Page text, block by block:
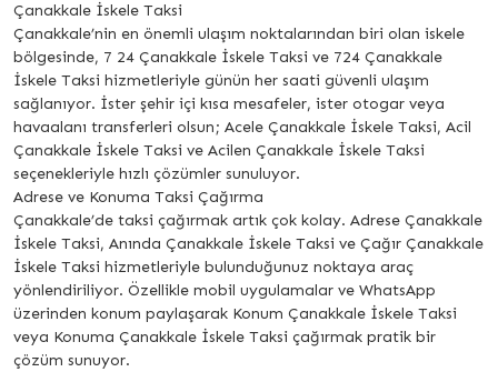
Çanakkale İskele Taksi
Çanakkale’nin en önemli ulaşım noktalarından biri olan iskele
bölgesinde, 7 24 Çanakkale İskele Taksi ve 724 Çanakkale
İskele Taksi hizmetleriyle günün her saati güvenli ulaşım
sağlanıyor. İster şehir içi kısa mesafeler, ister otogar veya
havaalanı transferleri olsun; Acele Çanakkale İskele Taksi, Acil
Çanakkale İskele Taksi ve Acilen Çanakkale İskele Taksi
seçenekleriyle hızlı çözümler sunuluyor.
Adrese ve Konuma Taksi Çağırma
Çanakkale’de taksi çağırmak artık çok kolay. Adrese Çanakkale
İskele Taksi, Anında Çanakkale İskele Taksi ve Çağır Çanakkale
İskele Taksi hizmetleriyle bulunduğunuz noktaya araç
yönlendiriliyor. Özellikle mobil uygulamalar ve WhatsApp
üzerinden konum paylaşarak Konum Çanakkale İskele Taksi
veya Konuma Çanakkale İskele Taksi çağırmak pratik bir
çözüm sunuyor.